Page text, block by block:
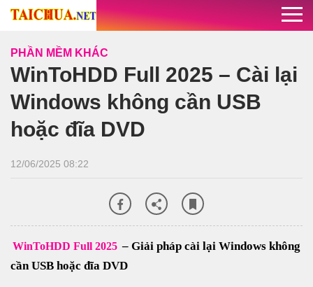
PHẦN MỀM KHÁC
WinToHDD Full 2025 – Cài lại
Windows không cần USB
hoặc đĩa DVD
12/06/2025 08:22
WinToHDD Full 2025 – Giải pháp cài lại Windows không
cần USB hoặc đĩa DVD